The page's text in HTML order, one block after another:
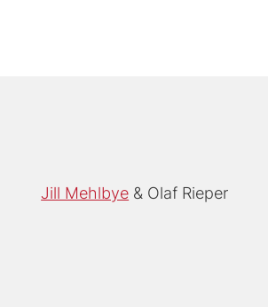
Jill Mehlbye Olaf Rieper